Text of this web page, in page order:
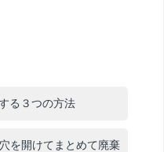
る３つの方法
を開けてまとめて廃棄